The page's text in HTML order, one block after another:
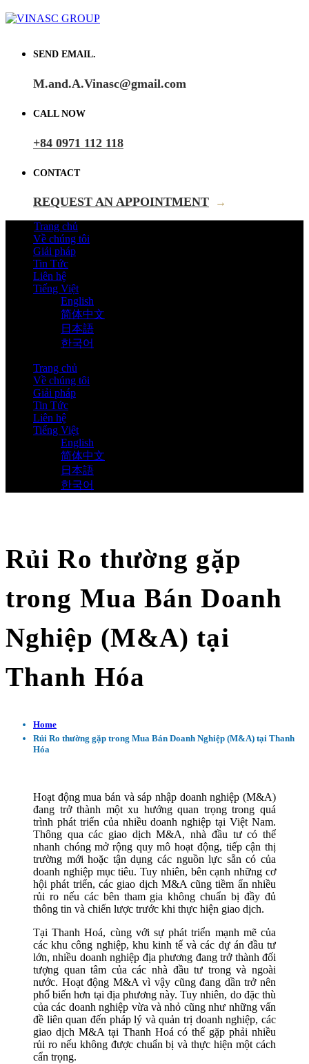
SEND EMAIL.
M.and.A.Vinasc@gmail.com
CALL NOW
+84 0971 112 118
CONTACT
REQUEST AN APPOINTMENT →
Trang chủ
Về chúng tôi
Giải pháp
Tin Tức
Liên hệ
Tiếng Việt
English
简体中文
日本語
한국어
Trang chủ
Về chúng tôi
Giải pháp
Tin Tức
Liên hệ
Tiếng Việt
English
简体中文
日本語
한국어
Rủi Ro thường gặp
trong Mua Bán Doanh
Nghiệp (M&A) tại
Thanh Hóa
Home
Rủi Ro thường gặp trong Mua Bán Doanh Nghiệp (M&A) tại Thanh
Hóa
Hoạt động mua bán và sáp nhập doanh nghiệp (M&A)
đang trở thành một xu hướng quan trọng trong quá
trình phát triển của nhiều doanh nghiệp tại Việt Nam.
Thông qua các giao dịch M&A, nhà đầu tư có thể
nhanh chóng mở rộng quy mô hoạt động, tiếp cận thị
trường mới hoặc tận dụng các nguồn lực sẵn có của
doanh nghiệp mục tiêu. Tuy nhiên, bên cạnh những cơ
hội phát triển, các giao dịch M&A cũng tiềm ẩn nhiều
rủi ro nếu các bên tham gia không chuẩn bị đầy đủ
thông tin và chiến lược trước khi thực hiện giao dịch.
Tại Thanh Hoá, cùng với sự phát triển mạnh mẽ của
các khu công nghiệp, khu kinh tế và các dự án đầu tư
lớn, nhiều doanh nghiệp địa phương đang trở thành đối
tượng quan tâm của các nhà đầu tư trong và ngoài
nước. Hoạt động M&A vì vậy cũng đang dần trở nên
phổ biến hơn tại địa phương này. Tuy nhiên, do đặc thù
của các doanh nghiệp vừa và nhỏ cũng như những vấn
đề liên quan đến pháp lý và quản trị doanh nghiệp, các
giao dịch M&A tại Thanh Hoá có thể gặp phải nhiều
rủi ro nếu không được chuẩn bị và thực hiện một cách
cẩn trọng.